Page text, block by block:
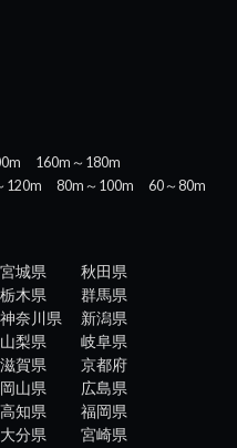
160m～180m
120m 80m～100m
60～80m
宮城県
秋田県
栃木県
群馬県
神奈川県
新潟県
山梨県
岐阜県
滋賀県
京都府
岡山県
広島県
高知県
福岡県
大分県 宮崎県